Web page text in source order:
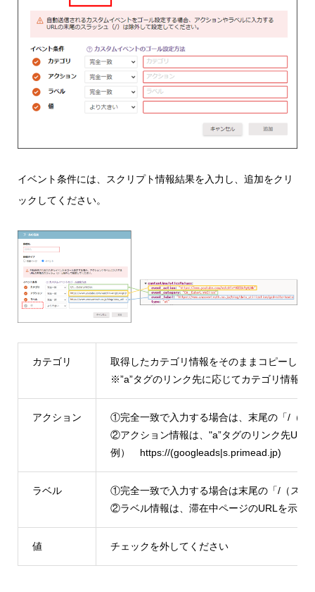
イベント条件には、スクリプト情報結果を入力し、追加をクリ
ックしてください。
カテゴリ
取得したカテゴリ情報をそのままコピーして
※”a”タグのリンク先に応じてカテゴリ情報
アクション
①完全一致で入力する場合は、末尾の「/（ス
②アクション情報は、"a”タグのリンク先URL
例） https://(googleads|s.primead.jp)
ラベル
①完全一致で入力する場合は末尾の「/（スラ
②ラベル情報は、滞在中ページのURLを示し
値 チェックを外してください